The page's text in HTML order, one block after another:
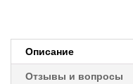
Описание
Отзывы и вопросы